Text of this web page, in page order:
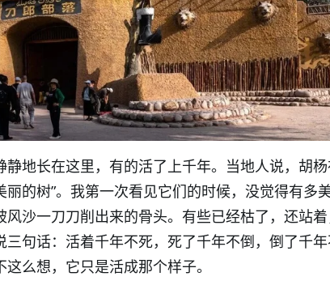
静地长在这里，有的活了上千年。当地人说，胡
丽的树”。我第一次看见它们的时候，没觉得有多
沙一刀刀削出来的骨头。有些已经枯了，还站
句话：活着千年不死，死了千年不倒，倒了千
么想，它只是活成那个样子。